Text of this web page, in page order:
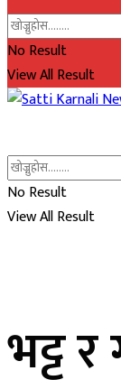
No Result
View All Result
No Result
View All Result
भट्ट